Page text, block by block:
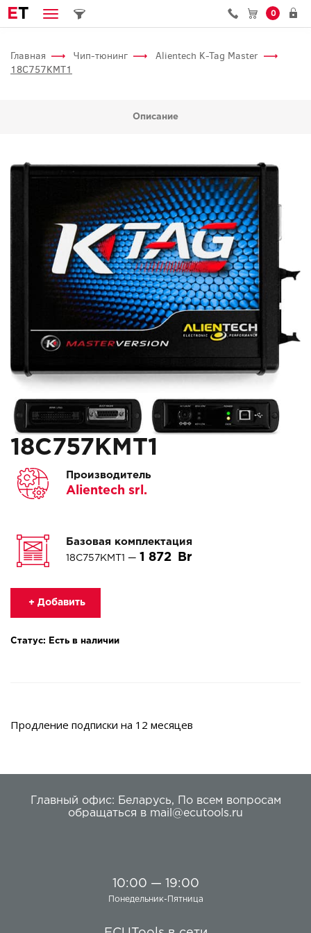
ET 0
Главная Чип-тюнинг
Alientech K-Tag Master
18C757KMT1
Описание
18C757KMT1
Производитель
Alientech srl.
Базовая комплектация
18C757KMT1 — 1 872
+ Добавить
Статус: Есть в наличии
Продление подписки на 12 месяцев
Главный офис: Беларусь,
По всем вопросам
обращаться в mail@ecutools.ru
10:00 — 19:00
Понедельник-Пятница